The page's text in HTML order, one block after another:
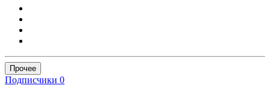
Прочее
Подписчики 0